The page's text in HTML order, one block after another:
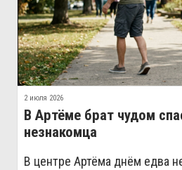
2 июля 2026
В Артёме брат чудом
незнакомца
В центре Артёма днём едва